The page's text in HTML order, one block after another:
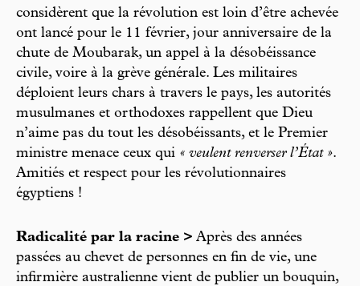
considèrent que la révolution est loin d’être achevée
ont lancé pour le 11 février, jour anniversaire de la
chute de Moubarak, un appel à la désobéissance
civile, voire à la grève générale. Les militaires
déploient leurs chars à travers le pays, les autorités
musulmanes et orthodoxes rappellent que Dieu
n’aime pas du tout les désobéissants, et le Premier
ministre menace ceux qui « veulent renverser l’État ».
Amitiés et respect pour les révolutionnaires
égyptiens !
Radicalité par la racine > Après des années
passées au chevet de personnes en fin de vie, une
infirmière australienne vient de publier un bouquin,